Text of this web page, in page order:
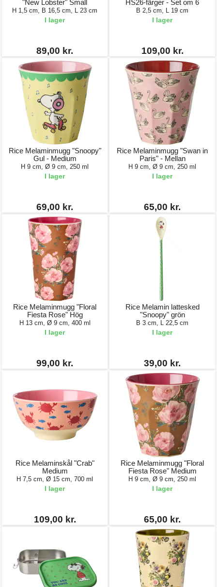
"New Lobster" Small
H 1,5 cm, B 16,5 cm, L 23 cm
I lager
89,00 kr.
HS26-färger - Set om 6
B 2,5 cm, L 19 cm
I lager
109,00 kr.
Rice Melaminmugg "Snoopy"
Gul - Medium
H 9 cm, Ø 9 cm, 250 ml
I lager
69,00 kr.
Rice Melaminmugg "Swan in
Paris" - Mellan
H 9 cm, Ø 9 cm, 250 ml
I lager
65,00 kr.
Rice Melaminmugg "Floral
Fiesta Rose" Hög
H 13 cm, Ø 9 cm, 400 ml
I lager
99,00 kr.
Rice Melamin lattesked
"Snoopy" grön
B 3 cm, L 22,5 cm
I lager
39,00 kr.
Rice Melaminskål "Crab"
Medium
H 7,5 cm, Ø 15 cm, 700 ml
I lager
109,00 kr.
Rice Melaminmugg "Floral
Fiesta Rose" Medium
H 9 cm, Ø 9 cm, 250 ml
I lager
65,00 kr.